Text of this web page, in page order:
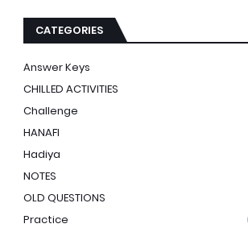
CATEGORIES
Answer Keys
CHILLED ACTIVITIES
Challenge
HANAFI
Hadiya
NOTES
OLD QUESTIONS
Practice